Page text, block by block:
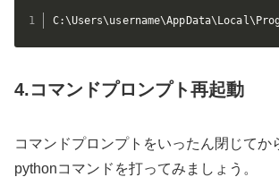
4.コマンドプロンプト再起動
コマンドプロンプトをいったん閉じてか
pythonコマンドを打ってみましょう。